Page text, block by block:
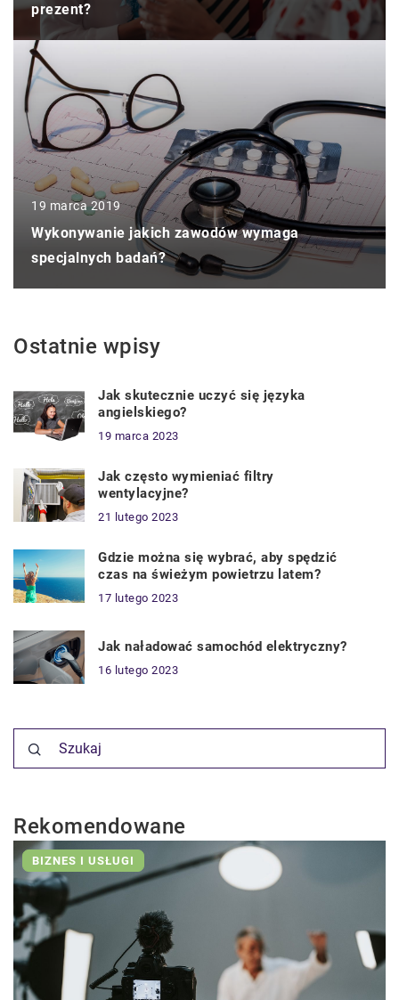
prezent?
19 marca 2019
Wykonywanie jakich zawodów wymaga
specjalnych badań?
Ostatnie wpisy
Jak skutecznie uczyć się języka
angielskiego?
19 marca 2023
Jak często wymieniać filtry
wentylacyjne?
21 lutego 2023
Gdzie można się wybrać, aby spędzić
czas na świeżym powietrzu latem?
17 lutego 2023
Jak naładować samochód elektryczny?
16 lutego 2023
Rekomendowane
BIZNES I USŁUGI